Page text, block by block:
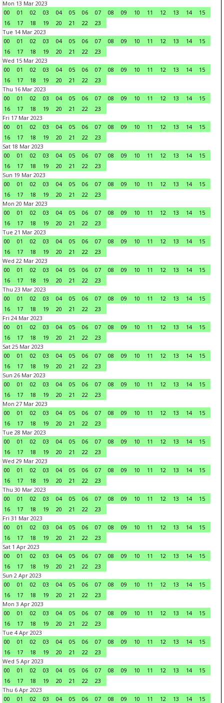
Mon 13 Mar 2023
00
01 02 03 04 05 06 07 08 09 10 11 12 13 14
15
16
17 18 19 20 21 22
23
Tue 14 Mar 2023
00
01 02 03 04 05 06 07 08 09 10 11 12 13 14
15
16
17 18 19 20 21 22
23
Wed 15 Mar 2023
00
01 02 03 04 05 06 07 08 09 10 11 12 13 14
15
16
17 18 19 20 21 22
23
Thu 16 Mar 2023
00
01 02 03 04 05 06 07 08 09 10 11 12 13 14
15
16
17 18 19 20 21 22
23
Fri 17 Mar 2023
00
01 02 03 04 05 06 07 08 09 10 11 12 13 14
15
16
17 18 19 20 21 22
23
Sat 18 Mar 2023
00
01 02 03 04 05 06 07 08 09 10 11 12 13 14
15
16
17 18 19 20 21 22
23
Sun 19 Mar 2023
00
01 02 03 04 05 06 07 08 09 10 11 12 13 14
15
16
17 18 19 20 21 22
23
Mon 20 Mar 2023
00
01 02 03 04 05 06 07 08 09 10 11 12 13 14
15
16
17 18 19 20 21 22
23
Tue 21 Mar 2023
00
01 02 03 04 05 06 07 08 09 10 11 12 13 14
15
16
17 18 19 20 21 22
23
Wed 22 Mar 2023
00
01 02 03 04 05 06 07 08 09 10 11 12 13 14
15
16
17 18 19 20 21 22
23
Thu 23 Mar 2023
00
01 02 03 04 05 06 07 08 09 10 11 12 13 14
15
16
17 18 19 20 21 22
23
Fri 24 Mar 2023
00
01 02 03 04 05 06 07 08 09 10 11 12 13 14
15
16
17 18 19 20 21 22
23
Sat 25 Mar 2023
00
01 02 03 04 05 06 07 08 09 10 11 12 13 14
15
16
17 18 19 20 21 22
23
Sun 26 Mar 2023
00
01 02 03 04 05 06 07 08 09 10 11 12 13 14
15
16
17 18 19 20 21 22
23
Mon 27 Mar 2023
00
01 02 03 04 05 06 07 08 09 10 11 12 13 14
15
16
17 18 19 20 21 22
23
Tue 28 Mar 2023
00
01 02 03 04 05 06 07 08 09 10 11 12 13 14
15
16
17 18 19 20 21 22
23
Wed 29 Mar 2023
00
01 02 03 04 05 06 07 08 09 10 11 12 13 14
15
16
17 18 19 20 21 22
23
Thu 30 Mar 2023
00
01 02 03 04 05 06 07 08 09 10 11 12 13 14
15
16
17 18 19 20 21 22
23
Fri 31 Mar 2023
00
01 02 03 04 05 06 07 08 09 10 11 12 13 14
15
16
17 18 19 20 21 22
23
Sat 1 Apr 2023
00
01 02 03 04 05 06 07 08 09 10 11 12 13 14
15
16
17 18 19 20 21 22
23
Sun 2 Apr 2023
00
01 02 03 04 05 06 07 08 09 10 11 12 13 14
15
16
17 18 19 20 21 22
23
Mon 3 Apr 2023
00
01 02 03 04 05 06 07 08 09 10 11 12 13 14
15
16
17 18 19 20 21 22
23
Tue 4 Apr 2023
00
01 02 03 04 05 06 07 08 09 10 11 12 13 14
15
16
17 18 19 20 21 22
23
Wed 5 Apr 2023
00
01 02 03 04 05 06 07 08 09 10 11 12 13 14
15
16
17 18 19 20 21 22
23
Thu 6 Apr 2023
00
01 02 03 04 05 06 07 08 09 10 11 12 13 14
15